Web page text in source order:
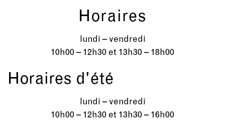
Horaires
lundi – vendredi
10h00 – 12h30 et 13h30 – 18h00
Horaires d'été
lundi – vendredi
10h00 – 12h30 et 13h30 – 16h00